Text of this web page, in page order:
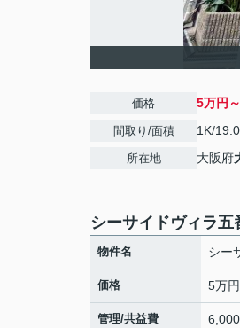
価格 5万円
間取り/面積 1K/
所在地 大阪府
シーサイドヴィラ五
物件名 シー
価格 5万
管理/共益費